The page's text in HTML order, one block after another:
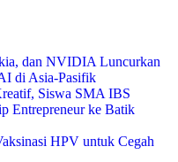
dan NVIDIA Luncurkan
di Asia-Pasifik
Siswa SMA IBS
Entrepreneur ke Batik
HPV untuk Cegah